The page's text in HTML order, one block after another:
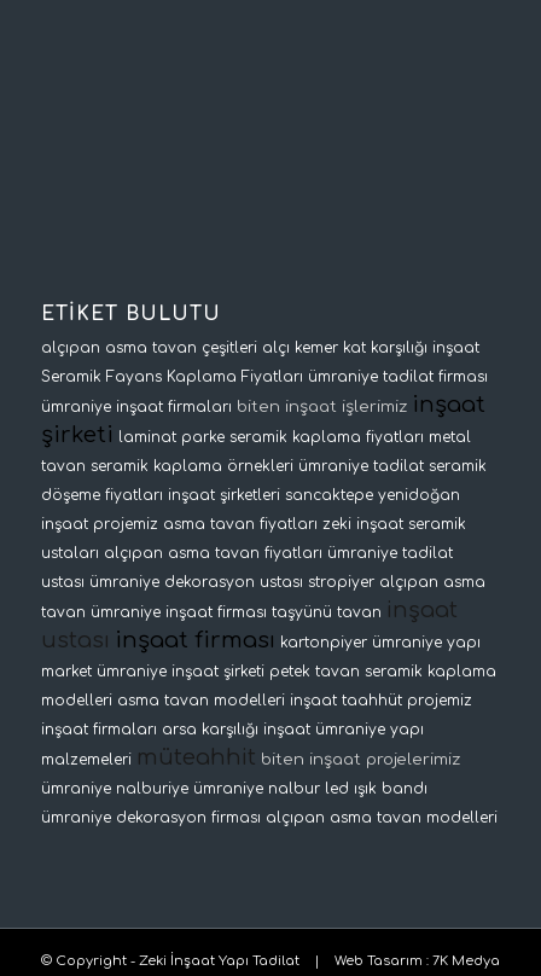
ETİKET BULUTU
alçıpan asma tavan çeşitleri alçı kemer kat karşılığı inşaat
Seramik Fayans Kaplama Fiyatları ümraniye tadilat firması
ümraniye inşaat firmaları biten inşaat işlerimiz inşaat
şirketi laminat parke seramik kaplama fiyatları metal
tavan seramik kaplama örnekleri ümraniye tadilat seramik
döşeme fiyatları inşaat şirketleri sancaktepe yenidoğan
inşaat projemiz asma tavan fiyatları zeki inşaat seramik
ustaları alçıpan asma tavan fiyatları ümraniye tadilat
ustası ümraniye dekorasyon ustası stropiyer alçıpan asma
tavan ümraniye inşaat firması taşyünü tavan inşaat
ustası inşaat firması kartonpiyer ümraniye yapı
market ümraniye inşaat şirketi petek tavan seramik kaplama
modelleri asma tavan modelleri inşaat taahhüt projemiz
inşaat firmaları arsa karşılığı inşaat ümraniye yapı
malzemeleri müteahhit biten inşaat projelerimiz
ümraniye nalburiye ümraniye nalbur led ışık bandı
ümraniye dekorasyon firması alçıpan asma tavan modelleri
© Copyright - Zeki İnşaat Yapı Tadilat | Web Tasarım : 7K Medya